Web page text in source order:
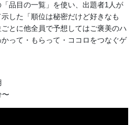
品目の一覧」を使い、出題者1人が
した「順位は秘密だけど好きなも
とに他全員で予想してはご褒美のハ
って・もらって・ココロをつなぐゲ
〜